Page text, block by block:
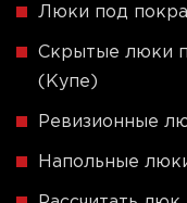
Люки под
Скрытые люки
(Купе)
Ревизионные
Напольные